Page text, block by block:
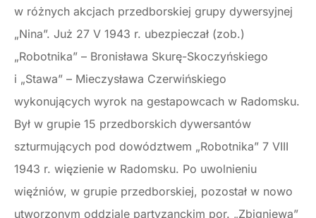
w różnych akcjach przedborskiej grupy dywersyjnej
„Nina”. Już 27 V 1943 r. ubezpieczał (zob.)
„Robotnika” – Bronisława Skurę-Skoczyńskiego
i „Stawa” – Mieczysława Czerwińskiego
wykonujących wyrok na gestapowcach w Radomsku.
Był w grupie 15 przedborskich dywersantów
szturmujących pod dowództwem „Robotnika” 7 VIII
1943 r. więzienie w Radomsku. Po uwolnieniu
więźniów, w grupie przedborskiej, pozostał w nowo
utworzonym oddziale partyzanckim por. „Zbigniewa”